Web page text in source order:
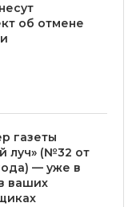
об отмене
газеты
луч» (№32 от
— уже в
ваших